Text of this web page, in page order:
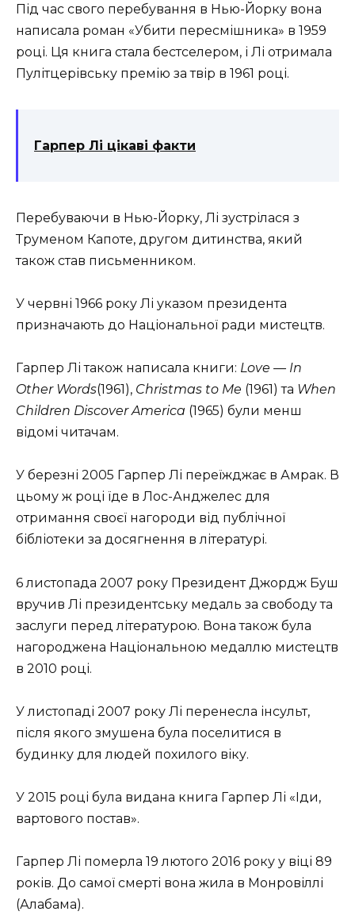
Під час свого перебування в Нью-Йорку вона
написала роман «Убити пересмішника» в 1959
році. Ця книга стала бестселером, і Лі отримала
Пулітцерівську премію за твір в 1961 році.
Гарпер Лі цікаві факти
Перебуваючи в Нью-Йорку, Лі зустрілася з
Труменом Капоте, другом дитинства, який
також став письменником.
У червні 1966 року Лі указом президента
призначають до Національної ради мистецтв.
Гарпер Лі також написала книги: Love — In
Other Words(1961), Christmas to Me (1961) та When
Children Discover America (1965) були менш
відомі читачам.
У березні 2005 Гарпер Лі переїжджає в Амрак. В
цьому ж році їде в Лос-Анджелес для
отримання своєї нагороди від публічної
бібліотеки за досягнення в літературі.
6 листопада 2007 року Президент Джордж Буш
вручив Лі президентську медаль за свободу та
заслуги перед літературою. Вона також була
нагороджена Національною медаллю мистецтв
в 2010 році.
У листопаді 2007 року Лі перенесла інсульт,
після якого змушена була поселитися в
будинку для людей похилого віку.
У 2015 році була видана книга Гарпер Лі «Іди,
вартового постав».
Гарпер Лі померла 19 лютого 2016 року у віці 89
років. До самої смерті вона жила в Монровіллі
(Алабама).